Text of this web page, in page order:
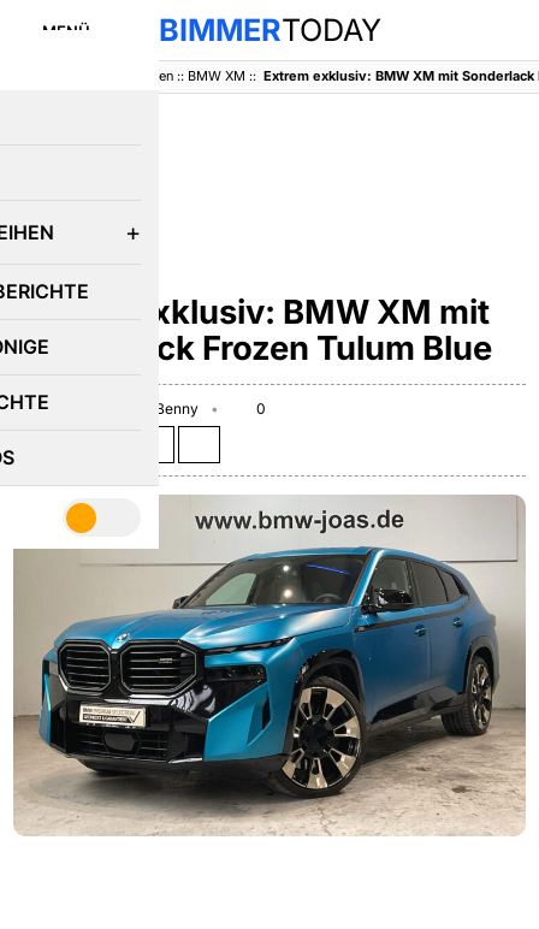
MENÜ BIMMERTODAY
Baureihen:: BMW XM :: Extrem exklusiv: BMW XM mit Sonderlack
Extrem exklusiv: BMW XM mit
Sonderlack Frozen Tulum Blue
March 27, 2025 Benny
0